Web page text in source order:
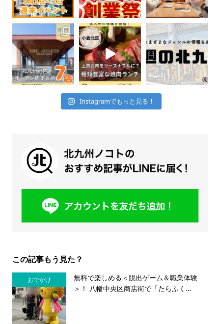
Instagramでもっと見る！
この記事もう見た？
おでかけ
無料で楽しめる＜脱出ゲーム＆職業体験
＞！ 八幡中央区商店街で「たらふく...